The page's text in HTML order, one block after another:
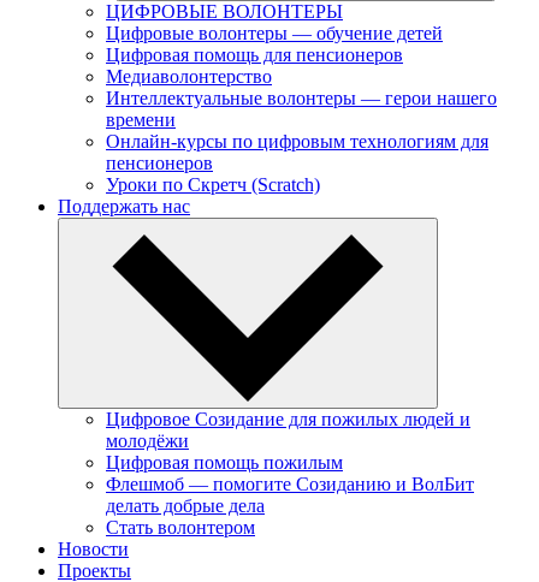
ЦИФРОВЫЕ ВОЛОНТЕРЫ
Цифровые волонтеры — обучение детей
Цифровая помощь для пенсионеров
Медиаволонтерство
Интеллектуальные волонтеры — герои нашего
времени
Онлайн-курсы по цифровым технологиям для
пенсионеров
Уроки по Скретч (Scratch)
Поддержать нас
Цифровое Созидание для пожилых людей и
молодёжи
Цифровая помощь пожилым
Флешмоб — помогите Созиданию и ВолБит
делать добрые дела
Стать волонтером
Новости
Проекты